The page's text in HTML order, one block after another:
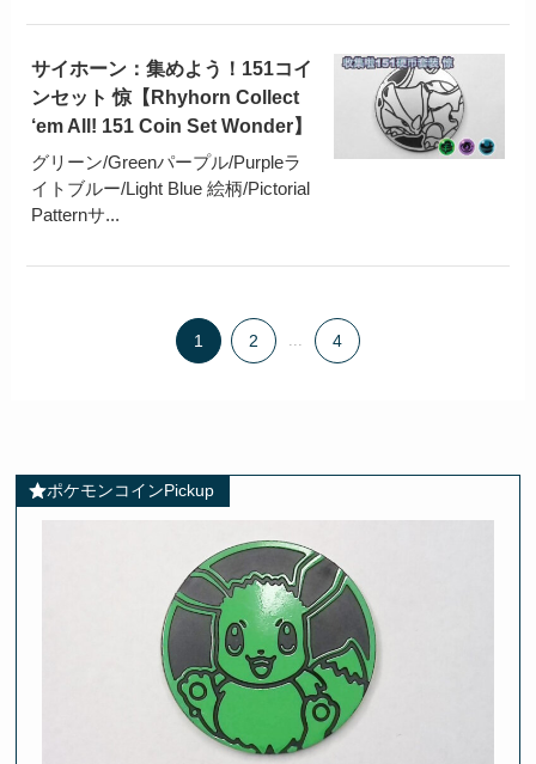
サイホーン：集めよう！151コイ
ンセット 惊【Rhyhorn Collect
‘em All! 151 Coin Set Wonder】
グリーン/Greenパープル/Purpleラ
イトブルー/Light Blue 絵柄/Pictorial
Patternサ...
1 2 ... 4
ポケモンコインPickup